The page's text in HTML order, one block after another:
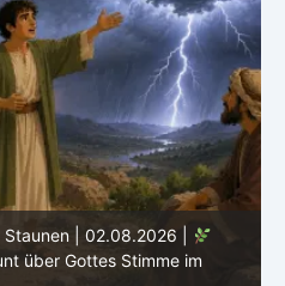
Staunen | 01.08.2026 |